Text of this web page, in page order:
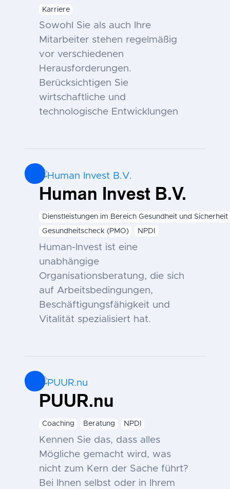
Karriere
Sowohl Sie als auch Ihre
Mitarbeiter stehen regelmäßig
vor verschiedenen
Herausforderungen.
Berücksichtigen Sie
wirtschaftliche und
technologische Entwicklungen
Human Invest B.V.
Dienstleistungen im Bereich Gesundheit und Sicherheit
Gesundheitscheck (PMO)
NPDI
Human-Invest ist eine
unabhängige
Organisationsberatung, die sich
auf Arbeitsbedingungen,
Beschäftigungsfähigkeit und
Vitalität spezialisiert hat.
PUUR.nu
Coaching Beratung NPDI
Kennen Sie das, dass alles
Mögliche gemacht wird, was
nicht zum Kern der Sache führt?
Bei Ihnen selbst oder in Ihrem